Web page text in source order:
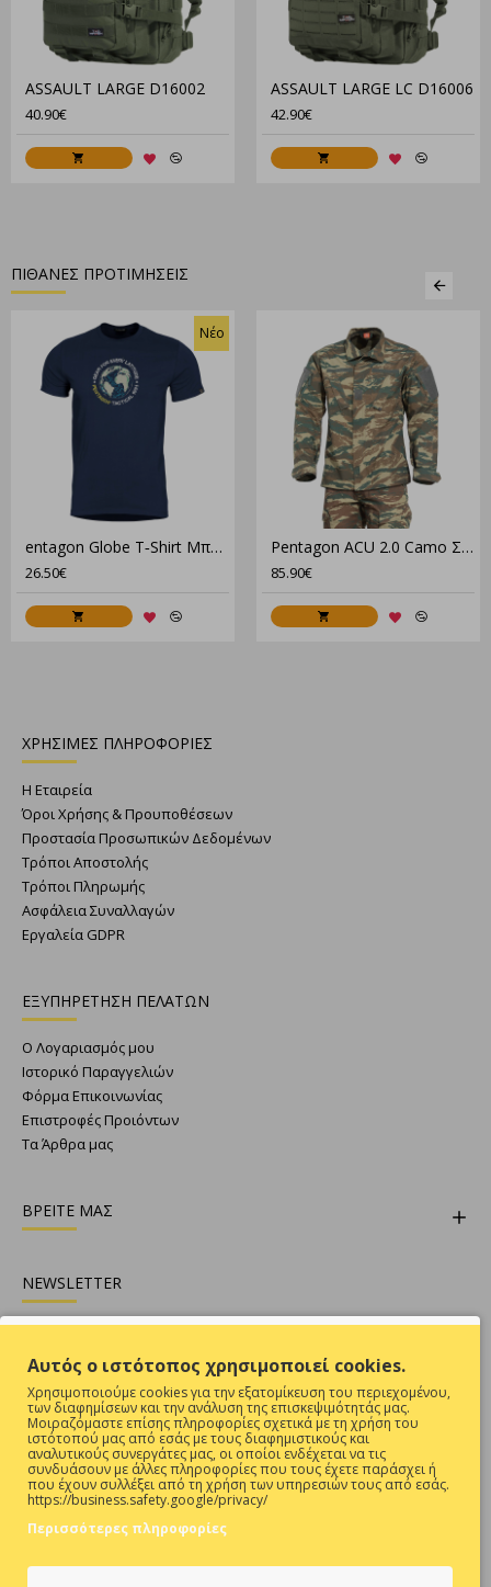
ASSAULT LARGE D16002
40.90€
ASSAULT LARGE LC D16006
42.90€
ΠΙΘΑΝΕΣ ΠΡΟΤΙΜΗΣΕΙΣ
Νέο
entagon Globe T‑Shirt Μπλουζάκι K09055 – 100% Βαμβάκι, 190Gsm, Comfort Fit
26.50€
Pentagon ACU 2.0 Camo Στολή Παραλλαγής Set – Μπλούζα & Παντελόνι για Tactical Χρήση
85.90€
ΧΡΗΣΙΜΕΣ ΠΛΗΡΟΦΟΡΙΕΣ
Η Εταιρεία
Όροι Χρήσης & Προυποθέσεων
Προστασία Προσωπικών Δεδομένων
Τρόποι Αποστολής
Τρόποι Πληρωμής
Ασφάλεια Συναλλαγών
Εργαλεία GDPR
ΕΞΥΠΗΡΕΤΗΣΗ ΠΕΛΑΤΩΝ
Ο Λογαριασμός μου
Ιστορικό Παραγγελιών
Φόρμα Επικοινωνίας
Επιστροφές Προιόντων
Τα Άρθρα μας
ΒΡΕΙΤΕ ΜΑΣ
NEWSLETTER
Θες να είσαι ενήμερος για όλες τις προσφορές ;
Εγγραφή
Συμπληρώστε την επαλήθευση captcha παρακάτω
Έχω Διαβάσει Και Αποδέχομαι Τους
Αυτός ο ιστότοπος χρησιμοποιεί cookies.
Χρησιμοποιούμε cookies για την εξατομίκευση του περιεχομένου,
των διαφημίσεων και την ανάλυση της επισκεψιμότητάς μας.
Μοιραζόμαστε επίσης πληροφορίες σχετικά με τη χρήση του
ιστότοπού μας από εσάς με τους διαφημιστικούς και
αναλυτικούς συνεργάτες μας, οι οποίοι ενδέχεται να τις
συνδυάσουν με άλλες πληροφορίες που τους έχετε παράσχει ή
που έχουν συλλέξει από τη χρήση των υπηρεσιών τους από εσάς.
https://business.safety.google/privacy/
Περισσότερες πληροφορίες